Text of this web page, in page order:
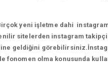
yeni işletme dahi
sitelerden instagram
geldiğini
fonomen olma konusunda